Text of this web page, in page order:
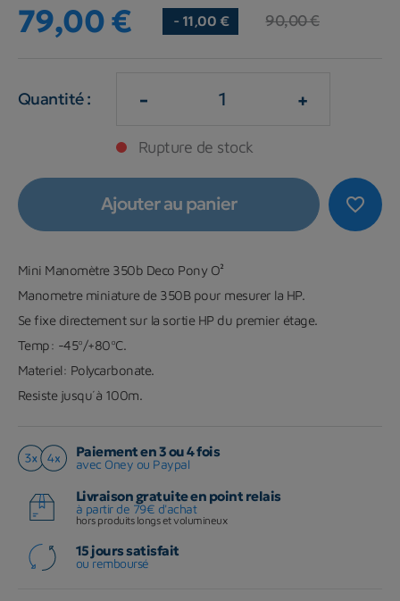
79,00 € - 11,00 € 90,00 €
Quantité : - +
Rupture de stock
favorite_border
Ajouter au panier
Mini Manomètre 350b Deco Pony O²
Manometre miniature de 350B pour mesurer la HP.
Se fixe directement sur la sortie HP du premier étage.
Temp: -45º/+80ºC.
Materiel: Polycarbonate.
Resiste jusqu´à 100m.
Paiement en 3 ou 4 fois
avec Oney ou Paypal
Livraison gratuite en point relais
à partir de 79€ d'achat
hors produits longs et volumineux
15 jours satisfait
ou remboursé